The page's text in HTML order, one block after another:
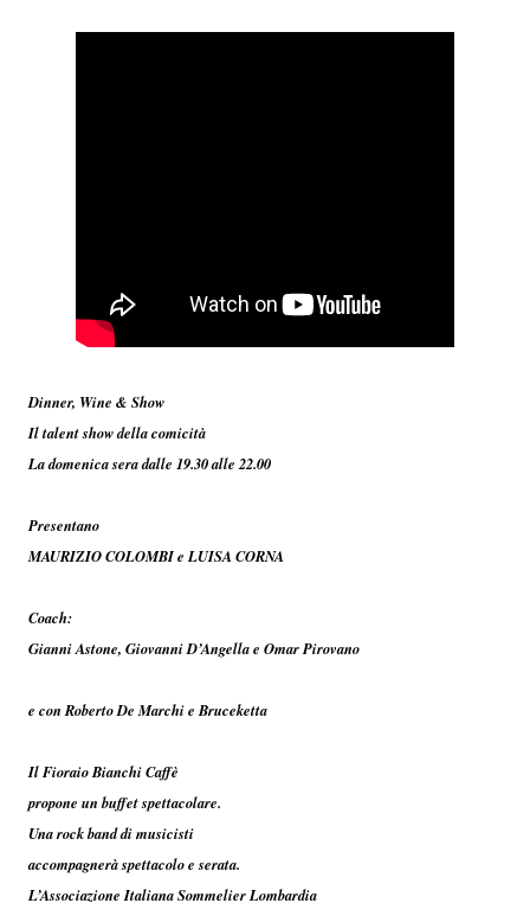
Dinner, Wine & Show
Il talent show della comicità
La domenica sera dalle 19.30 alle 22.00
Presentano
MAURIZIO COLOMBI e LUISA CORNA
Coach:
Gianni Astone, Giovanni D’Angella e Omar Pirovano
e con Roberto De Marchi e Bruceketta
Il Fioraio Bianchi Caffè
propone un buffet spettacolare.
Una rock band di musicisti
accompagnerà spettacolo e serata.
L’Associazione Italiana Sommelier Lombardia